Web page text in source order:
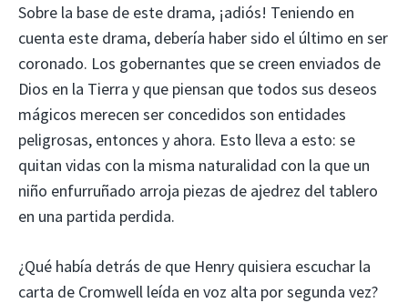
Sobre la base de este drama, ¡adiós! Teniendo en
cuenta este drama, debería haber sido el último en ser
coronado. Los gobernantes que se creen enviados de
Dios en la Tierra y que piensan que todos sus deseos
mágicos merecen ser concedidos son entidades
peligrosas, entonces y ahora. Esto lleva a esto: se
quitan vidas con la misma naturalidad con la que un
niño enfurruñado arroja piezas de ajedrez del tablero
en una partida perdida.
¿Qué había detrás de que Henry quisiera escuchar la
carta de Cromwell leída en voz alta por segunda vez?